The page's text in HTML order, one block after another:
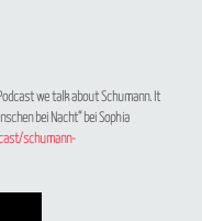
we talk about Schumann. It
bei Nacht“ bei Sophia
schumann-